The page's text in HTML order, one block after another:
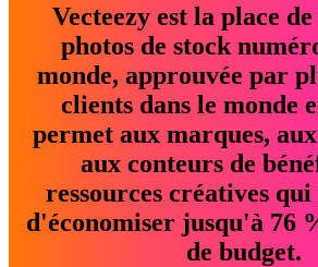
Vecteezy est la place
photos de stock
monde, approuvée par
clients dans le monde
permet aux marques,
aux conteurs de
ressources créatives
d'économiser jusqu'à 76
de budget.